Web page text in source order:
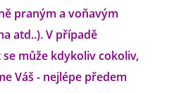
praným a voňavým
atd..). V případě
může kdykoliv cokoliv,
Váš - nejlépe předem